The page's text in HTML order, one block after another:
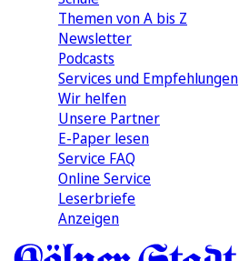
Themen von A bis Z
Newsletter
Podcasts
Services und Empfehlungen
Wir helfen
Unsere Partner
E-Paper lesen
Service FAQ
Online Service
Leserbriefe
Anzeigen